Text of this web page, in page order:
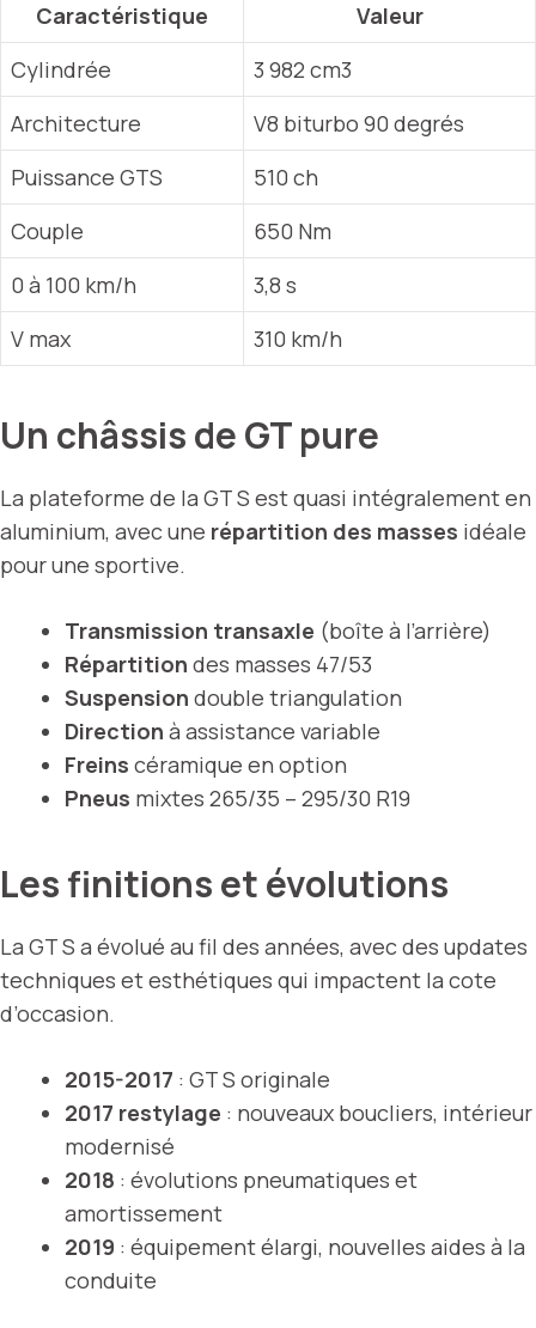
Caractéristique
Valeur
Cylindrée
3 982 cm3
Architecture
V8 biturbo 90 degrés
Puissance GTS
510 ch
Couple
650 Nm
0 à 100 km/h
3,8 s
V max
310 km/h
Un châssis de GT pure
La plateforme de la GT S est quasi intégralement en
aluminium, avec une répartition des masses idéale
pour une sportive.
Transmission transaxle (boîte à l’arrière)
Répartition des masses 47/53
Suspension double triangulation
Direction à assistance variable
Freins céramique en option
Pneus mixtes 265/35 – 295/30 R19
Les finitions et évolutions
La GT S a évolué au fil des années, avec des updates
techniques et esthétiques qui impactent la cote
d’occasion.
2015-2017 : GT S originale
2017 restylage : nouveaux boucliers, intérieur
modernisé
2018 : évolutions pneumatiques et
amortissement
2019 : équipement élargi, nouvelles aides à la
conduite